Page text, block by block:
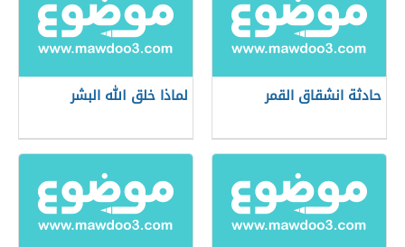
حادثة انشقاق القمر لماذا خلق الله البشر